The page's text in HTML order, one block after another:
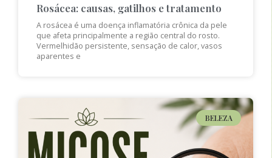
Rosácea: causas, gatilhos e tratamento
A rosácea é uma doença inflamatória crônica da pele
que afeta principalmente a região central do rosto.
Vermelhidão persistente, sensação de calor, vasos
aparentes e
BELEZA